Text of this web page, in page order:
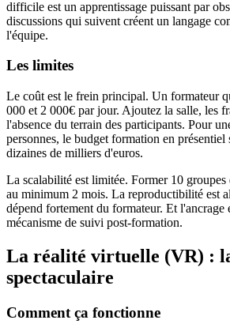
difficile est un apprentissage puissant par
discussions qui suivent créent un langage
l'équipe.
Les limites
Le coût est le frein principal. Un formateur
000 et 2 000€ par jour. Ajoutez la salle, les
l'absence du terrain des participants. Pour
personnes, le budget formation en
dizaines de milliers d'euros.
La scalabilité est limitée. Former 10 groupes
au minimum 2 mois. La reproductibilité est
dépend fortement du formateur. Et l'ancrage
mécanisme de suivi post-formation.
La réalité virtuelle (VR) :
spectaculaire
Comment ça fonctionne